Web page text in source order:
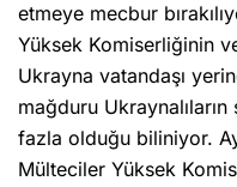
etmeye mecbur
Yüksek Komiserliğinin
Ukrayna vatandaşı
mağduru Ukraynalıların
fazla olduğu biliniyor.
Mülteciler Yüksek